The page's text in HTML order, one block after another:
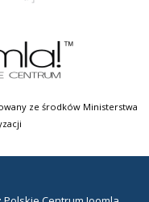
ze środków Ministerstwa